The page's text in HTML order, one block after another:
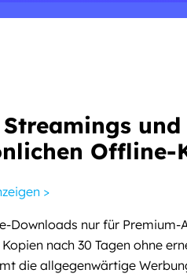
Offline-
>
Downloads nur für Premium-
nach 30 Tagen ohne
die allgegenwärtige